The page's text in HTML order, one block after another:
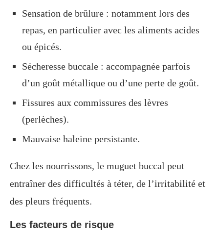
Sensation de brûlure : notamment lors des
repas, en particulier avec les aliments acides
ou épicés.
Sécheresse buccale : accompagnée parfois
d’un goût métallique ou d’une perte de goût.
Fissures aux commissures des lèvres
(perlèches).
Mauvaise haleine persistante.
Chez les nourrissons, le muguet buccal peut
entraîner des difficultés à téter, de l’irritabilité et
des pleurs fréquents.
Les facteurs de risque